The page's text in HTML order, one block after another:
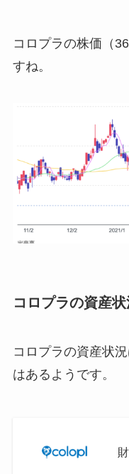
コロプラの株価（
すね。
コロプラの資産
コロプラの資産状
はあるようです。